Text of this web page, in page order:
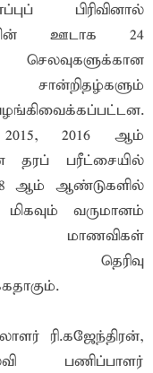
பிரிவினால்
ஊடாக 24
2015, 2016 ஆம்
தரப் பரீட்சையில்
ஆம் ஆண்டுகளில்
வருமானம்
மாணவிகள்
தெரிவு
ரி.கஜேந்திரன்,
பணிப்பாளர்